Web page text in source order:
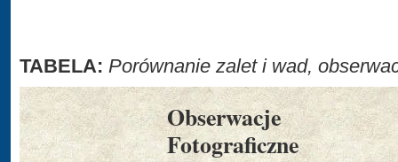
TABELA: Porównanie zalet i wad,
Obserwacje
Fotograficzne